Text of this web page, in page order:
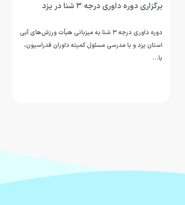
برگزاری دوره داوری درجه ۳ شنا در یزد
دوره داوری درجه ۳ شنا به میزبانی هیأت ورزش‌های آبی
استان یزد و با مدرسی مسئول کمیته داوران فدراسیون،
با…